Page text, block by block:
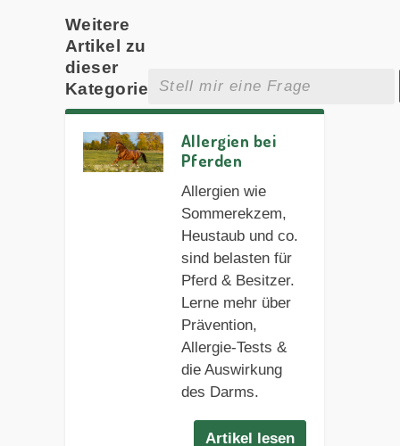
Weitere
Artikel zu
dieser
Kategorie
Allergien bei
Pferden
Allergien wie
Sommerekzem,
Heustaub und co.
sind belasten für
Pferd & Besitzer.
Lerne mehr über
Prävention,
Allergie-Tests &
die Auswirkung
des Darms.
Artikel lesen